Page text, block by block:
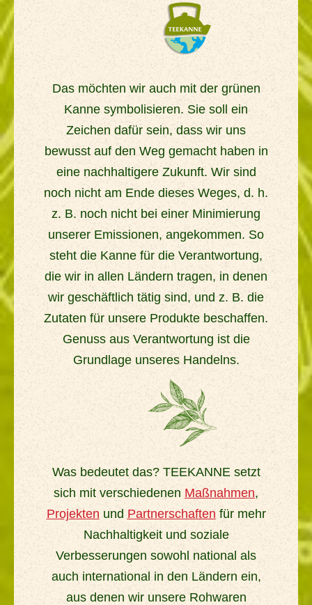
Das möchten wir auch mit der grünen
Kanne symbolisieren. Sie soll ein
Zeichen dafür sein, dass wir uns
bewusst auf den Weg gemacht haben in
eine nachhaltigere Zukunft. Wir sind
noch nicht am Ende dieses Weges, d. h.
z. B. noch nicht bei einer Minimierung
unserer Emissionen, angekommen. So
steht die Kanne für die Verantwortung,
die wir in allen Ländern tragen, in denen
wir geschäftlich tätig sind, und z. B. die
Zutaten für unsere Produkte beschaffen.
Genuss aus Verantwortung ist die
Grundlage unseres Handelns.
Was bedeutet das? TEEKANNE setzt
sich mit verschiedenen Maßnahmen,
Projekten und Partnerschaften für mehr
Nachhaltigkeit und soziale
Verbesserungen sowohl national als
auch international in den Ländern ein,
aus denen wir unsere Rohwaren